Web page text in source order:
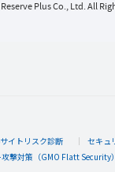
Plus Co., Ltd. All
イトリスク診断
セキュ
撃対策（GMO Flatt Security）